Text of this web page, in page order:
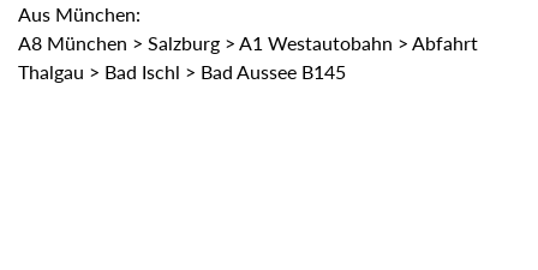
Aus München:
A8 München > Salzburg > A1 Westautobahn > Abfahrt
Thalgau > Bad Ischl > Bad Aussee B145